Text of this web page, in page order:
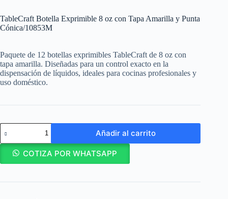
TableCraft Botella Exprimible 8 oz con Tapa Amarilla y Punta
Cónica/10853M
Paquete de 12 botellas exprimibles TableCraft de 8 oz con
tapa amarilla. Diseñadas para un control exacto en la
dispensación de líquidos, ideales para cocinas profesionales y
uso doméstico.
TableCraft
Botella
Exprimible
oz
Añadir al carrito
COTIZA POR WHATSAPP